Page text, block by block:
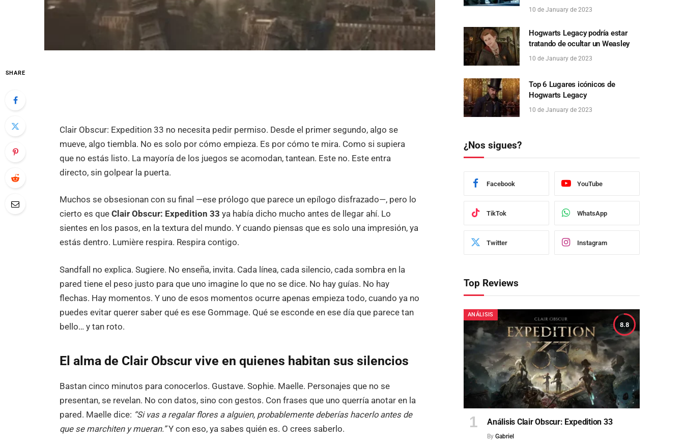
SHARE
Clair Obscur: Expedition 33 no necesita pedir permiso. Desde el primer segundo, algo se
mueve, algo tiembla. No es solo por cómo empieza. Es por cómo te mira. Como si supiera
que no estás listo. La mayoría de los juegos se acomodan, tantean. Este no. Este entra
directo, sin golpear la puerta.
Muchos se obsesionan con su final —ese prólogo que parece un epílogo disfrazado—, pero lo
cierto es queClair Obscur: Expedition 33 ya había dicho mucho antes de llegar ahí. Lo
sientes en los pasos, en la textura del mundo. Y cuando piensas que es solo una impresión, ya
estás dentro. Lumière respira. Respira contigo.
Sandfall no explica. Sugiere. No enseña, invita. Cada línea, cada silencio, cada sombra en la
pared tiene el peso justo para que uno imagine lo que no se dice. No hay guías. No hay
flechas. Hay momentos. Y uno de esos momentos ocurre apenas empieza todo, cuando ya no
puedes evitar querer saber qué es ese Gommage. Qué se esconde en ese día que parece tan
bello… y tan roto.
El alma de Clair Obscur vive en quienes habitan sus silencios
Bastan cinco minutos para conocerlos. Gustave. Sophie. Maelle. Personajes que no se
presentan, se revelan. No con datos, sino con gestos. Con frases que uno querría anotar en la
pared. Maelle dice: “Si vas a regalar flores a alguien, probablemente deberías hacerlo antes de
que se marchiten y mueran.”Y con eso, ya sabes quién es. O crees saberlo.
10 de January de 2023
Hogwarts Legacy podría estar
tratando de ocultar un Weasley
10 de January de 2023
Top 6 Lugares icónicos de
Hogwarts Legacy
10 de January de 2023
¿Nos sigues?
Facebook YouTube
TikTok WhatsApp
Twitter Instagram
Top Reviews
8.8
ANÁLISIS
Análisis Clair Obscur: Expedition 33
By Gabriel